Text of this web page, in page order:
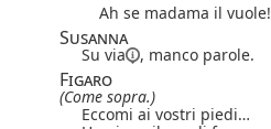
Ah se madama il vuole!
Susanna
Su via , manco parole.
Figaro
(Come sopra.)
Eccomi ai vostri piedi…